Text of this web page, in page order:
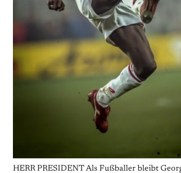
HERR PRESIDENT Als Fußballer bleibt